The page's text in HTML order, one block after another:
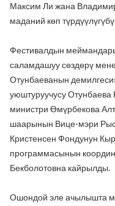
Максим Ли жана
маданий көп
Фестивалдын
саламдашуу сөздөрү
Отунбаеванын
уюштуруучусу
министри Өмүрбекова
шаарынын Вице-мэри
Кристенсен Фондунун
программасынын
Бекболотовна кайрылды.
Ошондой эле ачылышта